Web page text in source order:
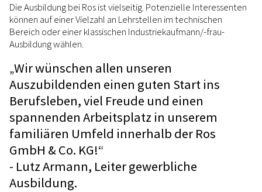
Die Ausbildung bei Ros ist vielseitig. Potenzielle Interessenten
können auf einer Vielzahl an Lehrstellen im technischen
Bereich oder einer klassischen Industriekaufmann/-frau-
Ausbildung wählen.
„Wir wünschen allen unseren
Auszubildenden einen guten Start ins
Berufsleben, viel Freude und einen
spannenden Arbeitsplatz in unserem
familiären Umfeld innerhalb der Ros
GmbH & Co. KG!“
- Lutz Armann, Leiter gewerbliche
Ausbildung.